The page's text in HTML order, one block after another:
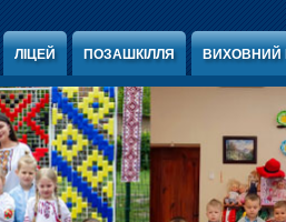
ЛІЦЕЙ ПОЗАШКІЛЛЯ ВИХОВНИЙ